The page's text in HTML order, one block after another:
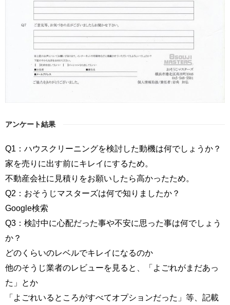
アンケート結果
Q1：ハウスクリーニングを検討した動機は何でしょうか？
家を売りに出す前にキレイにするため。
不動産会社に見積りをお願いしたら高かったため。
Q2：おそうじマスターズは何で知りましたか？
Google検索
Q3：検討中に心配だった事や不安に思った事は何でしょう
か？
どのくらいのレベルでキレイになるのか
他のそうじ業者のレビューを見ると、「よごれがまだあっ
た」とか
「よごれいるところがすべてオプションだった」等、記載